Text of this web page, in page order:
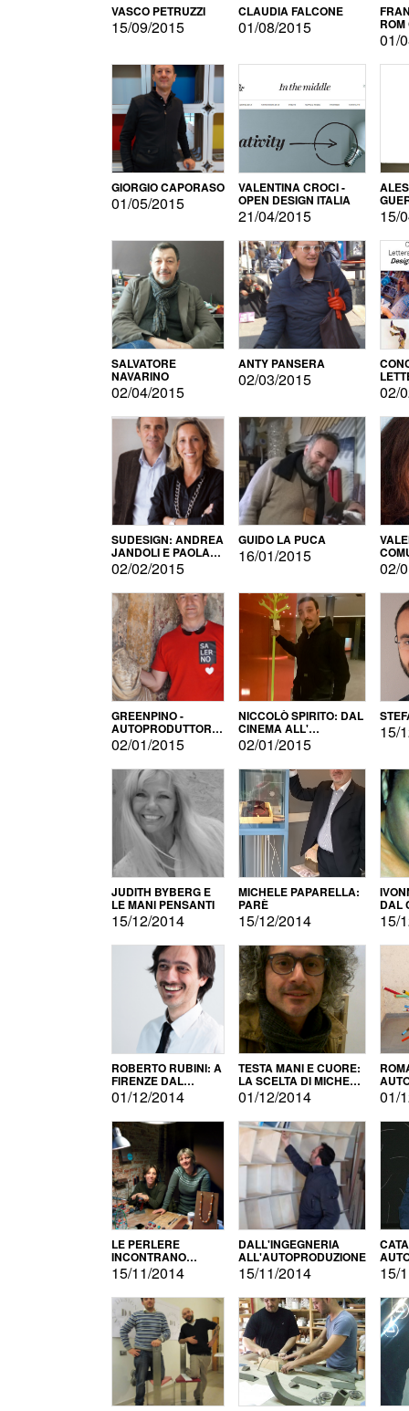
VASCO PETRUZZI
15/09/2015
CLAUDIA FALCONE
01/08/2015
01/
GIORGIO CAPORASO
01/05/2015
VALENTINA CROCI -
OPEN DESIGN ITALIA
21/04/2015 15/
SALVATORE
NAVARINO
02/04/2015
ANTY PANSERA
02/03/2015
02/
SUDESIGN: ANDREA
JANDOLI E PAOLA
PISAPIA
02/02/2015
GUIDO LA PUCA
16/01/2015
02/
GREENPINO -
AUTOPRODUTTORE
PER AMORE
02/01/2015
NICCOLÒ SPIRITO: DAL
CINEMA ALL'
AUTOPRODUZIONE
02/01/2015
15/
JUDITH BYBERG E
LE MANI PENSANTI
15/12/2014
MICHELE PAPARELLA:
PARÈ
15/12/2014
DAL
15/
ROBERTO RUBINI: A
FIRENZE DAL
PRODOTTO ALLA
PROMOZIONE
01/12/2014
TESTA MANI E CUORE:
LA SCELTA DI MICHELE
BARBERIO
01/12/2014 01/
LE PERLERE
INCONTRANO
L'AUTOPRODUZIONE
15/11/2014
DALL'INGEGNERIA
ALL'AUTOPRODUZIONE
15/11/2014 15/